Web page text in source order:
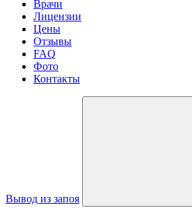
Врачи
Лицензии
Цены
Отзывы
FAQ
Фото
Контакты
Вывод из запоя